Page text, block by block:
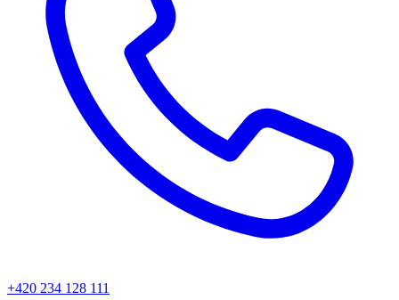
+420 234 128 111